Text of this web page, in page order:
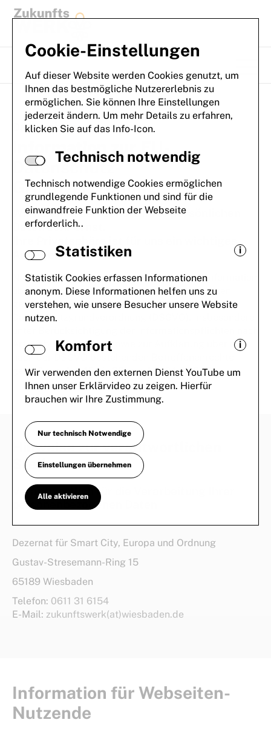
Zum Inhalt springen
Datenschutz
Information zur EU-
Datenschutz-
Grundverordnung
Wir nehmen den Schutz Ihrer persönlichen
Daten sehr ernst.
Anliegen.
Nachfolgende Bestimmungen dienen Ihrer Information
über die Verarbeitung personenbezogener Daten
gemäß den Anforderungen der
Datenschutzgrundverordnung (DSGVO). Insbesondere
Art. 12 bis 14 DSGVO, sowie zur Aufklärung über die
nach der DSGVO bestehenden Betroffenenrechte
gemäß den Art. 15 bis 22 und Art. 34 DSGVO.
Hinweise zur verantwortlichen
Stelle
Verantwortlich für die Verarbeitung Ihrer
personenbezogenen Daten
Dezernat für Smart City, Europa und Ordnung
Gustav-Stresemann-Ring 15
65189 Wiesbaden
Telefon: 0611 31 6154
E-Mail: zukunftswerk(at)wiesbaden.de
Information für Webseiten-
Nutzende
Cookie-Einstellungen
Auf dieser Website werden Cookies genutzt, um
Ihnen das bestmögliche Nutzererlebnis zu
ermöglichen. Sie können Ihre Einstellungen
jederzeit ändern. Um mehr Details zu erfahren,
klicken Sie auf das Info-Icon.
Technisch notwendig
Technisch notwendige Cookies ermöglichen
grundlegende Funktionen und sind für die
einwandfreie Funktion der Webseite
erforderlich..
Statistiken i
Statistik Cookies erfassen Informationen
anonym. Diese Informationen helfen uns zu
verstehen, wie unsere Besucher unsere Website
nutzen.
Komfort i
Wir verwenden den externen Dienst YouTube um
Ihnen unser Erklärvideo zu zeigen. Hierfür
brauchen wir Ihre Zustimmung.
Nur technisch Notwendige
Einstellungen übernehmen
Alle aktivieren